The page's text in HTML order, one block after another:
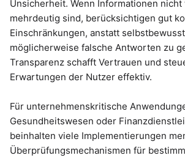
Unsicherheit. Wenn Informationen
mehrdeutig sind, berücksichtigen gut
Einschränkungen, anstatt
möglicherweise falsche Antworten zu
Transparenz schafft Vertrauen und
Erwartungen der Nutzer effektiv.
Für unternehmenskritische
Gesundheitswesen oder
beinhalten viele Implementierungen
Überprüfungsmechanismen für